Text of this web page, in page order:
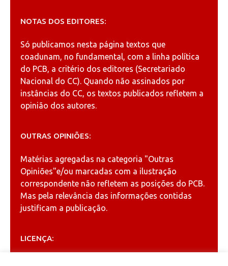
NOTAS DOS EDITORES:
Só publicamos nesta página textos que
coadunam, no fundamental, com a linha política
do PCB, a critério dos editores (Secretariado
Nacional do CC). Quando não assinados por
instâncias do CC, os textos publicados refletem a
opinião dos autores.
OUTRAS OPINIÕES:
Matérias agregadas na categoria "Outras
Opiniões"e/ou marcadas com a ilustração
correspondente não refletem as posições do PCB.
Mas pela relevância das informações contidas
justificam a publicação.
LICENÇA: